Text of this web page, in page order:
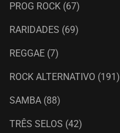
PROG ROCK (67)
RARIDADES (69)
REGGAE (7)
ROCK ALTERNATIVO (191)
SAMBA (88)
TRÊS SELOS (42)